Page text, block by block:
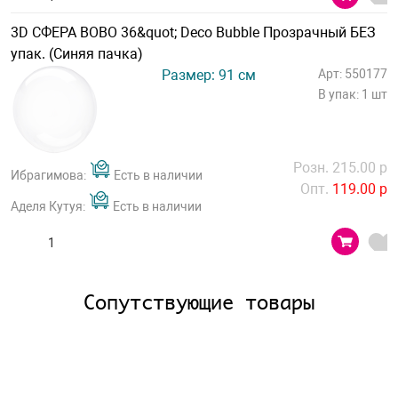
3D СФЕРА BOBO 36&quot; Deco Bubble Прозрачный БЕЗ
упак. (Синяя пачка)
Размер: 91 см
Арт: 550177
В упак: 1 шт
Ибрагимова: Есть в наличии
Аделя Кутуя: Есть в наличии
Розн. 215.00 р
Опт. 119.00 р
Сопутствующие товары